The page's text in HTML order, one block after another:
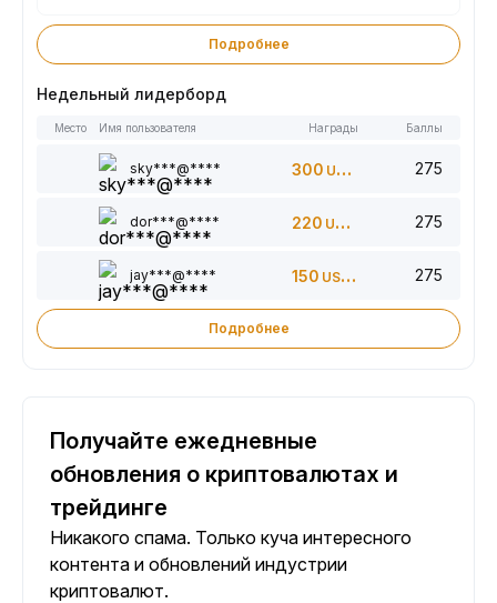
Подробнее
Недельный лидерборд
Место Имя пользователя Награды Баллы
sky***@**** 300 USDT 275
dor***@**** 220 USDT 275
jay***@**** 150 USDT 275
Подробнее
Получайте ежедневные
обновления о криптовалютах и
трейдинге
Никакого спама. Только куча интересного
контента и обновлений индустрии
криптовалют.